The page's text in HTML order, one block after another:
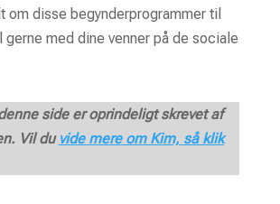
om disse begynderprogrammer til
gerne med dine venner på de sociale
side er oprindeligt skrevet af
Vil du vide mere om Kim, så klik